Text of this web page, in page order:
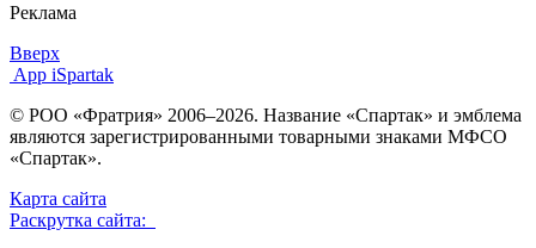
Реклама
Вверх
App iSpartak
© РОО «Фратрия» 2006–2026. Название «Спартак» и эмблема
являются зарегистрированными товарными знаками МФСО
«Спартак».
Карта сайта
Раскрутка сайта: